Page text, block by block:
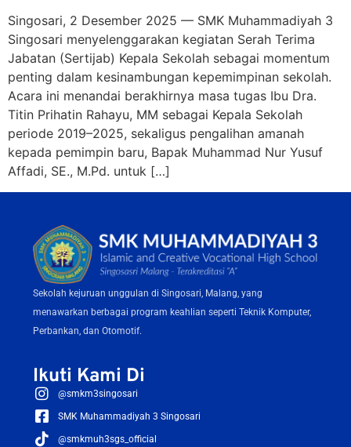
Singosari, 2 Desember 2025 — SMK Muhammadiyah 3
Singosari menyelenggarakan kegiatan Serah Terima
Jabatan (Sertijab) Kepala Sekolah sebagai momentum
penting dalam kesinambungan kepemimpinan sekolah.
Acara ini menandai berakhirnya masa tugas Ibu Dra.
Titin Prihatin Rahayu, MM sebagai Kepala Sekolah
periode 2019–2025, sekaligus pengalihan amanah
kepada pemimpin baru, Bapak Muhammad Nur Yusuf
Affadi, SE., M.Pd. untuk […]
Sekolah kejuruan unggulan di Singosari, Malang, yang
menawarkan berbagai program keahlian seperti Teknik Komputer,
Perbankan, dan Otomotif.
Ikuti Kami Di
@smkm3singosari
SMK Muhammadiyah 3 Singosari
@smkmuh3sgs_official